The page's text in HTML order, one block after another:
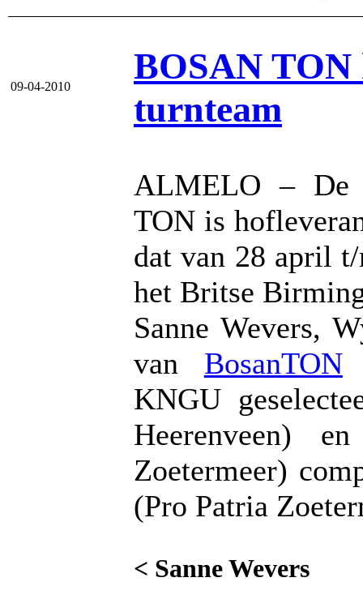
09-04-2010
BOSAN TON
turnteam
ALMELO – De
TON is
dat van 28 april
het Britse
Sanne Wevers,
van BosanTON
KNGU
Heerenveen)
Zoetermeer)
(Pro Patria
< Sanne Wevers